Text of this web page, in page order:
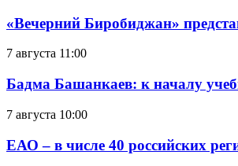
«Вечерний Биробиджан»
7 августа 11:00
Бадма Башанкаев: к началу
7 августа 10:00
ЕАО – в числе 40 российских